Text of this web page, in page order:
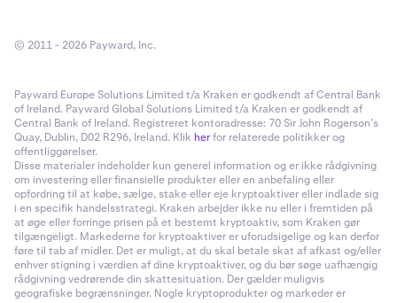
© 2011 - 2026 Payward, Inc.
Payward Europe Solutions Limited t/a Kraken er godkendt af Central Bank
of Ireland. Payward Global Solutions Limited t/a Kraken er godkendt af
Central Bank of Ireland. Registreret kontoradresse: 70 Sir John Rogerson’s
Quay, Dublin, D02 R296, Ireland. Klik herfor relaterede politikker og
offentliggørelser.
Disse materialer indeholder kun generel information og er ikke rådgivning
om investering eller finansielle produkter eller en anbefaling eller
opfordring til at købe, sælge, stake eller eje kryptoaktiver eller indlade sig
i en specifik handelsstrategi. Kraken arbejder ikke nu eller i fremtiden på
at øge eller forringe prisen på et bestemt kryptoaktiv, som Kraken gør
tilgængeligt. Markederne for kryptoaktiver er uforudsigelige og kan derfor
føre til tab af midler. Det er muligt, at du skal betale skat af afkast og/eller
enhver stigning i værdien af dine kryptoaktiver, og du bør søge uafhængig
rådgivning vedrørende din skattesituation. Der gælder muligvis
geografiske begrænsninger. Nogle kryptoprodukter og markeder er